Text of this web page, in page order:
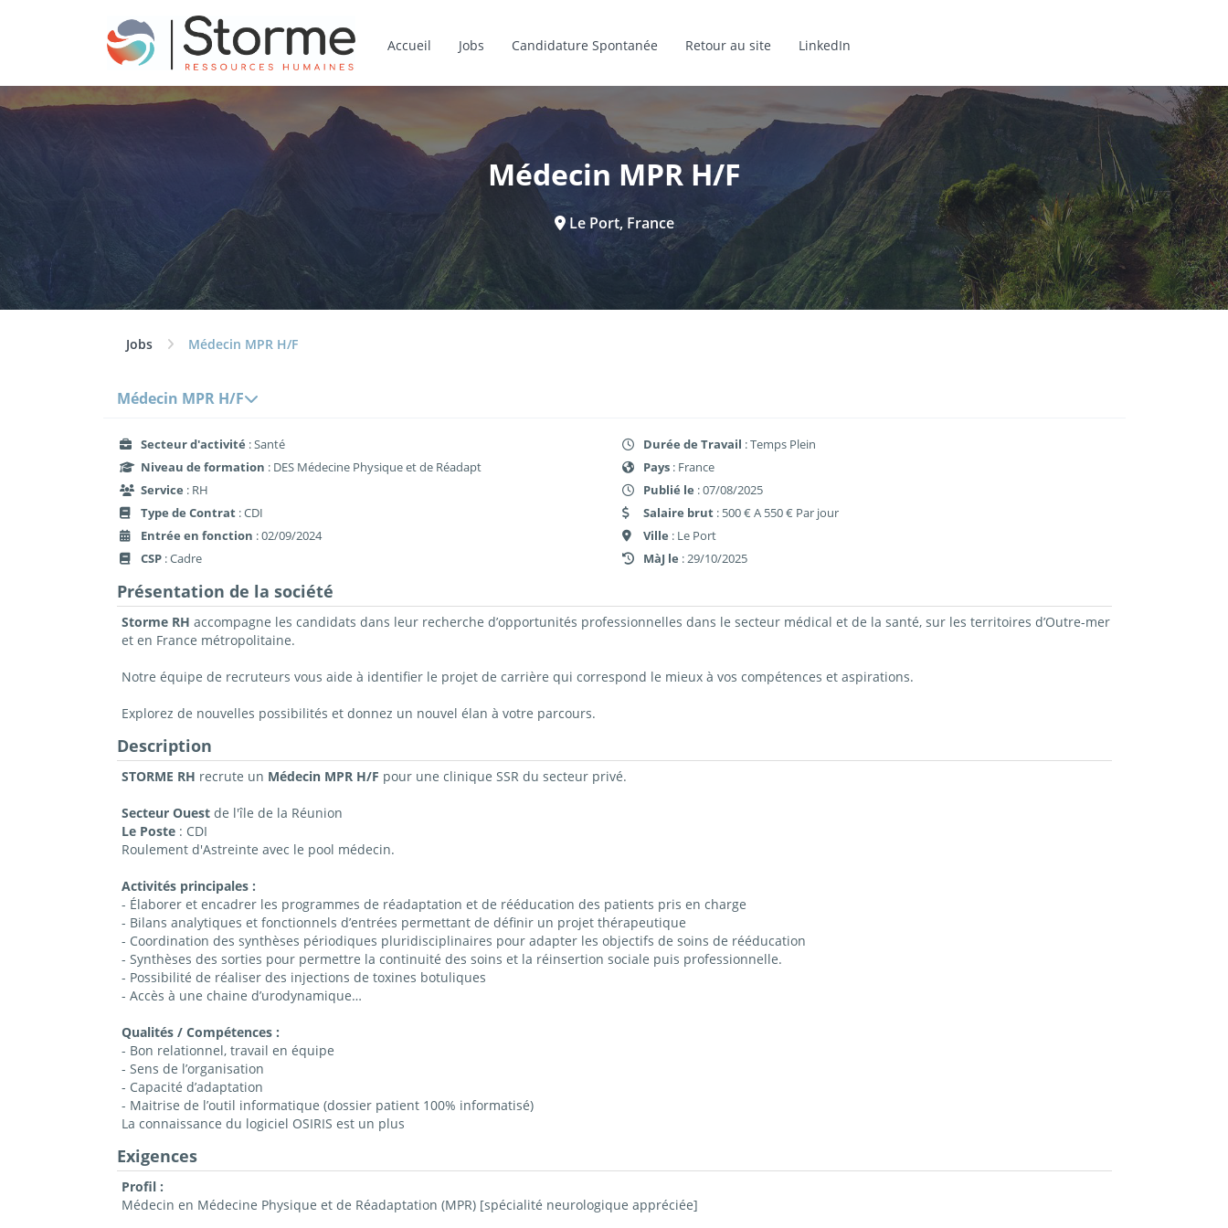
Accueil Jobs Candidature Spontanée Retour au site LinkedIn
Médecin MPR H/F
Le Port, France
Jobs Médecin MPR H/F
Médecin MPR H/F
Secteur d'activité : Santé
Niveau de formation : DES Médecine Physique et de Réadapt
Service : RH
Type de Contrat : CDI
Entrée en fonction : 02/09/2024
CSP : Cadre
Durée de Travail : Temps Plein
Pays : France
Publié le : 07/08/2025
Salaire brut : 500 € A 550 € Par jour
Ville : Le Port
MàJ le : 29/10/2025
Présentation de la société
Storme RH accompagne les candidats dans leur recherche d’opportunités professionnelles dans le secteur médical et de la santé, sur les territoires d’Outre-mer
et en France métropolitaine.
Notre équipe de recruteurs vous aide à identifier le projet de carrière qui correspond le mieux à vos compétences et aspirations.
Explorez de nouvelles possibilités et donnez un nouvel élan à votre parcours.
Description
STORME RH recrute un Médecin MPR H/F pour une clinique SSR du secteur privé.
Secteur Ouestde l'île de la Réunion
Le Poste: CDI
Roulement d'Astreinte avec le pool médecin.
Activités principales :
- Élaborer et encadrer les programmes de réadaptation et de rééducation des patients pris en charge
- Bilans analytiques et fonctionnels d’entrées permettant de définir un projet thérapeutique
- Coordination des synthèses périodiques pluridisciplinaires pour adapter les objectifs de soins de rééducation
- Synthèses des sorties pour permettre la continuité des soins et la réinsertion sociale puis professionnelle.
- Possibilité de réaliser des injections de toxines botuliques
- Accès à une chaine d’urodynamique…
Qualités / Compétences :
- Bon relationnel, travail en équipe
- Sens de l’organisation
- Capacité d’adaptation
- Maitrise de l’outil informatique (dossier patient 100% informatisé)
La connaissance du logiciel OSIRIS est un plus
Exigences
Profil :
Médecin en Médecine Physique et de Réadaptation (MPR) [spécialité neurologique appréciée]